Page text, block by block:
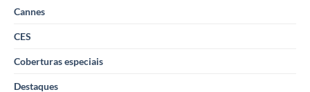
Cannes
CES
Coberturas especiais
Destaques